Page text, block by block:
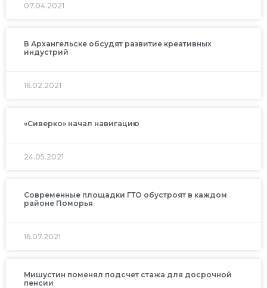
07.04.2021
В Архангельске обсудят развитие креативных
индустрий
16.02.2021
«Сиверко» начал навигацию
24.05.2021
Современные площадки ГТО обустроят в каждом
районе Поморья
16.07.2021
Мишустин поменял подсчет стажа для досрочной
пенсии